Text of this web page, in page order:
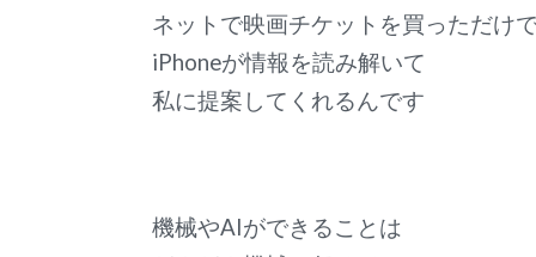
ネットで映画チケットを買っただけ
iPhoneが情報を読み解いて
私に提案してくれるんです
機械やAIができることは